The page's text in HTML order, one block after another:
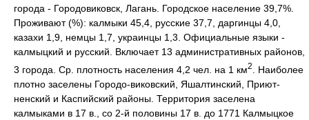
города - Городовиковск, Лагань. Городское население 39,7%.
Проживают (%): калмыки 45,4, русские 37,7, даргинцы 4,0,
казахи 1,9, немцы 1,7, украинцы 1,3. Официальные языки -
калмыцкий и русский. Включает 13 административных районов,
3 города. Ср. плотность населения 4,2 чел. на 1 км2. Наиболее
плотно заселены Городо-виковский, Яшалтинский, Приют-
ненский и Каспийский районы. Территория заселена
калмыками в 17 в., со 2-й половины 17 в. до 1771 Калмыцкое